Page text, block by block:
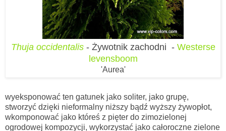
Thuja occidentalis - Żywotnik zachodni - Westerse
levensboom
'Aurea'
wyeksponować ten gatunek jako soliter, jako grupę,
stworzyć dzięki nieformalny niższy bądź wyższy żywopłot,
wkomponować jako któreś z pięter do zimozielonej
ogrodowej kompozycji, wykorzystać jako całoroczne zielone